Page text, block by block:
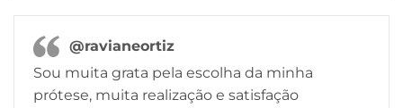
@ravianeortiz
Sou muita grata pela escolha da minha
prótese, muita realização e satisfação